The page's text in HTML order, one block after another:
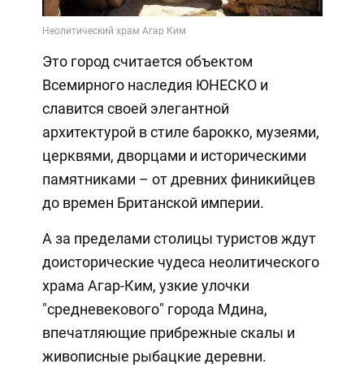
Video
Это город считается объектом
Всемирного наследия ЮНЕСКО и
славится своей элегантной
архитектурой в стиле барокко, музеями,
церквями, дворцами и историческими
памятниками – от древних финикийцев
до времен Британской империи.
А за пределами столицы туристов ждут
доисторические чудеса неолитического
храма Агар-Ким, узкие улочки
"средневекового" города Мдина,
впечатляющие прибрежные скалы и
живописные рыбацкие деревни.